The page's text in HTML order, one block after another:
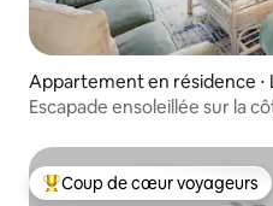
Appartement en résidence ⋅
Escapade ensoleillée sur la
Coups de cœur voyageurs les
Coup de cœur voyageurs